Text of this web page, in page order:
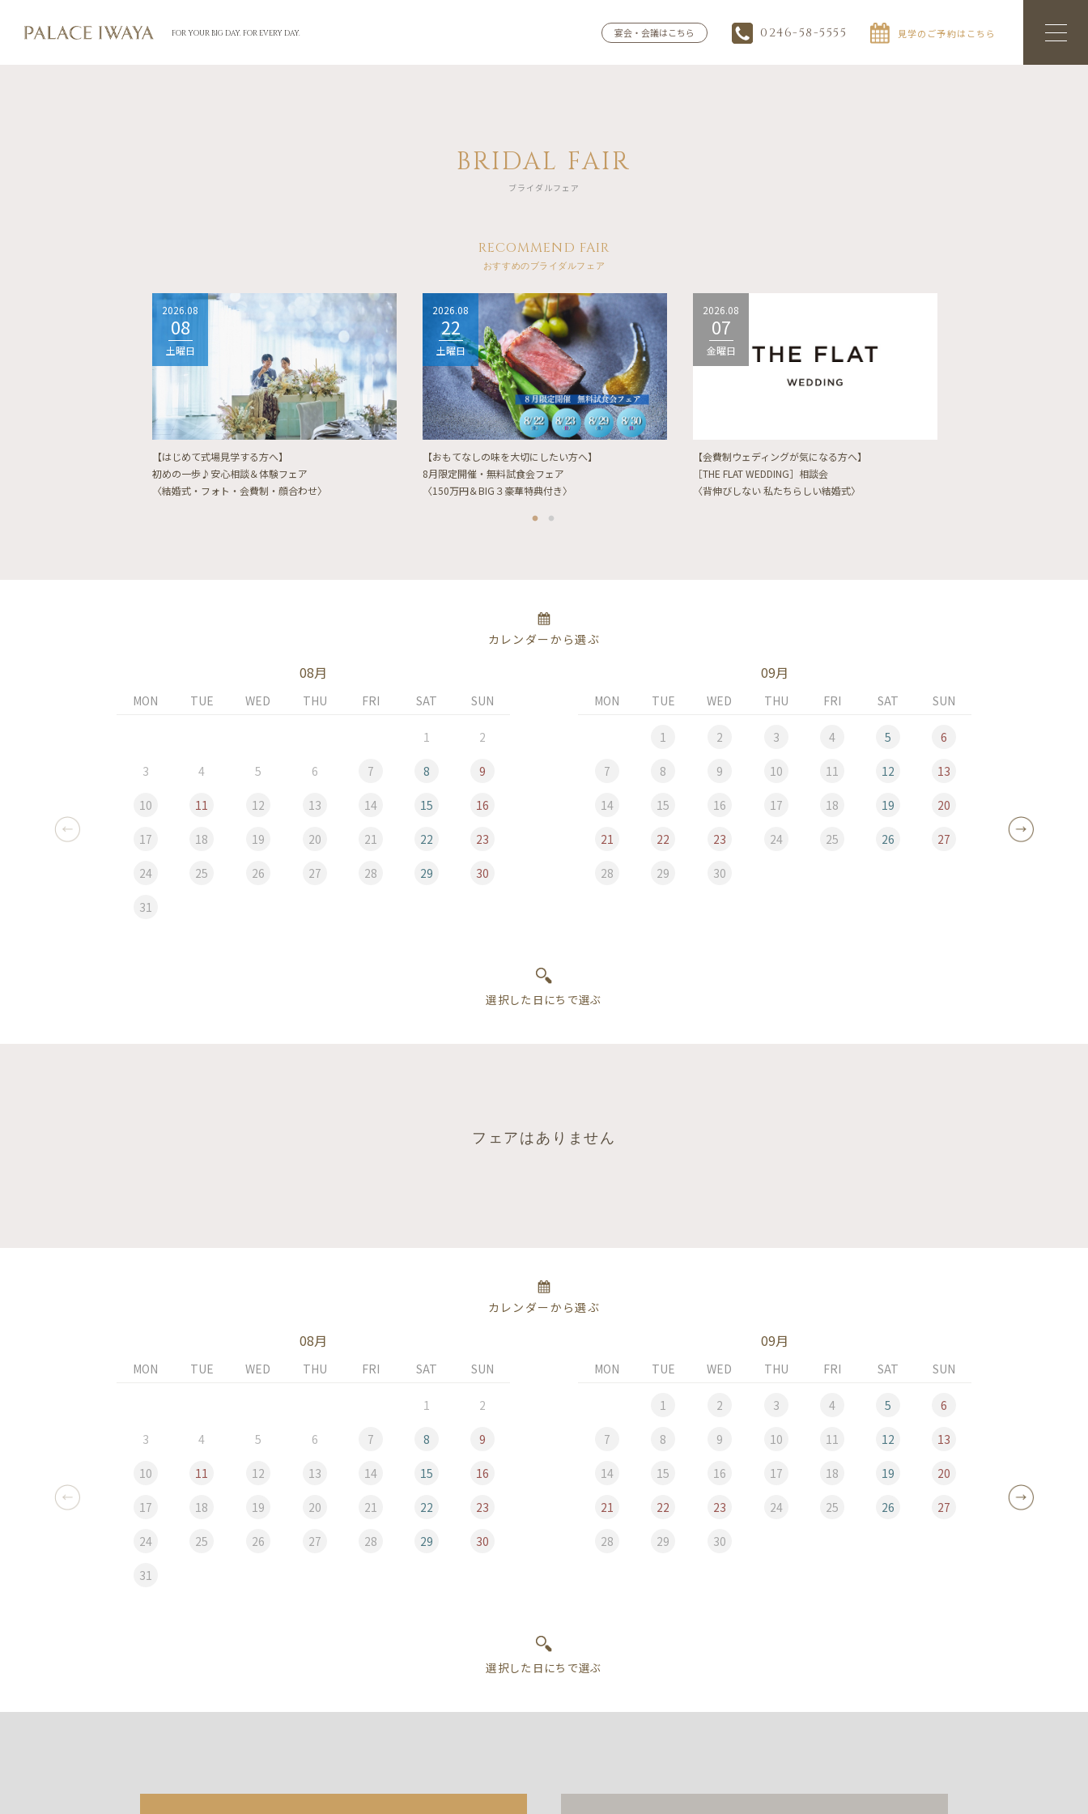
FOR YOUR BIG DAY. FOR EVERY DAY. 宴会・会議はこちら 0246-58-5555 見学のご予約はこちら
BRIDAL FAIR
ブライダルフェア
RECOMMEND FAIR
おすすめのブライダルフェア
2026.08
08
土曜日
【はじめて式場見学する方へ】
初めの一歩♪安心相談＆体験フェア
〈結婚式・フォト・会費制・顔合わせ〉
2026.08
22
土曜日
【おもてなしの味を大切にしたい方へ】
8月限定開催・無料試食会フェア
〈150万円＆BIG３豪華特典付き〉
2026.08
07
金曜日
【会費制ウェディングが気になる方へ】
［THE FLAT WEDDING］相談会
〈背伸びしない 私たちらしい結婚式〉
カレンダーから選ぶ
08月
MON TUE WED THU FRI SAT SUN
1 2
3 4 5 6 7 8 9
10 11 12 13 14 15 16
17 18 19 20 21 22 23
24 25 26 27 28 29 30
31
09月
MON TUE WED THU FRI SAT SUN
1 2 3 4 5 6
7 8 9 10 11 12 13
14 15 16 17 18 19 20
21 22 23 24 25 26 27
28 29 30
フェアはありません
カレンダーから選ぶ
08月
MON TUE WED THU FRI SAT SUN
1 2
3 4 5 6 7 8 9
10 11 12 13 14 15 16
17 18 19 20 21 22 23
24 25 26 27 28 29 30
31
09月
MON TUE WED THU FRI SAT SUN
1 2 3 4 5 6
7 8 9 10 11 12 13
14 15 16 17 18 19 20
21 22 23 24 25 26 27
28 29 30